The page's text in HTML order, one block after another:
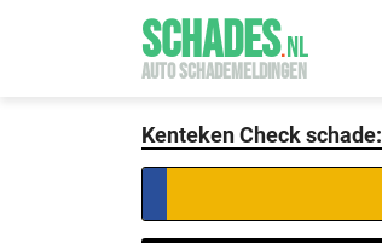
SCHADES.NL
AUTO SCHADEMELDINGEN
Kenteken Check schade: